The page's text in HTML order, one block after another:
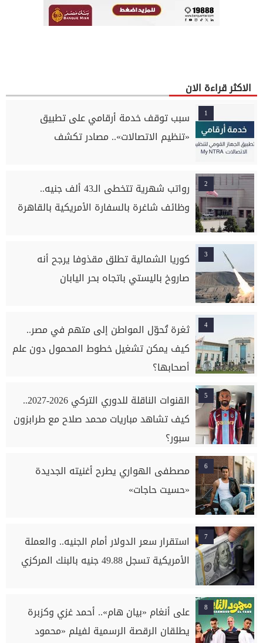
الاكثر قراءة الان
1
سبب توقف خدمة أرقامي على تطبيق
«تنظيم الاتصالات».. مصادر تكشف
2
رواتب شهرية تتخطى الـ43 ألف جنيه..
وظائف شاغرة بالسفارة الأمريكية بالقاهرة
3
كوريا الشمالية تطلق مقذوفا يرجح أنه
صاروخ باليستي باتجاه بحر اليابان
4
ثغرة تُحوّل المواطن إلى متهم في مصر..
كيف يمكن تشغيل خطوط المحمول دون علم
أصحابها؟
5
القنوات الناقلة للدوري التركي 2026-2027..
كيف تشاهد مباريات محمد صلاح مع طرابزون
سبور؟
6
مصطفى الهواري يطرح أغنيته الجديدة
«حسيت حاجات»
7
استقرار سعر الدولار أمام الجنيه.. والعملة
الأمريكية تسجل 49.88 جنيه بالبنك المركزي
8
على أنغام «بيان هام».. أحمد غزي وكزبرة
يطلقان الرقصة الرسمية لفيلم «محمود